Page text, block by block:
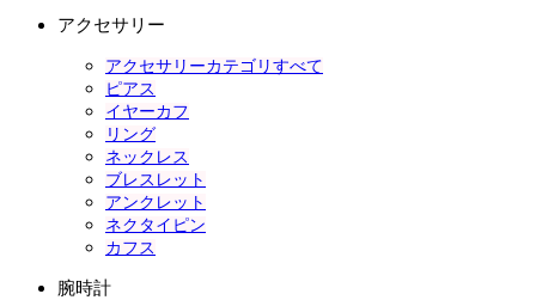
アクセサリー
アクセサリーカテゴリすべて
ピアス
イヤーカフ
リング
ネックレス
ブレスレット
アンクレット
ネクタイピン
カフス
腕時計